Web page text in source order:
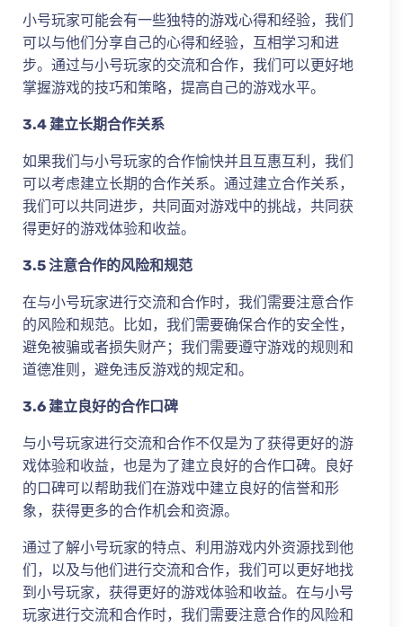
小号玩家可能会有一些独特的游戏心得和经验，我们
可以与他们分享自己的心得和经验，互相学习和进
步。通过与小号玩家的交流和合作，我们可以更好地
掌握游戏的技巧和策略，提高自己的游戏水平。
3.4 建立长期合作关系
如果我们与小号玩家的合作愉快并且互惠互利，我们
可以考虑建立长期的合作关系。通过建立合作关系，
我们可以共同进步，共同面对游戏中的挑战，共同获
得更好的游戏体验和收益。
3.5 注意合作的风险和规范
在与小号玩家进行交流和合作时，我们需要注意合作
的风险和规范。比如，我们需要确保合作的安全性，
避免被骗或者损失财产；我们需要遵守游戏的规则和
道德准则，避免违反游戏的规定和。
3.6 建立良好的合作口碑
与小号玩家进行交流和合作不仅是为了获得更好的游
戏体验和收益，也是为了建立良好的合作口碑。良好
的口碑可以帮助我们在游戏中建立良好的信誉和形
象，获得更多的合作机会和资源。
通过了解小号玩家的特点、利用游戏内外资源找到他
们，以及与他们进行交流和合作，我们可以更好地找
到小号玩家，获得更好的游戏体验和收益。在与小号
玩家进行交流和合作时，我们需要注意合作的风险和